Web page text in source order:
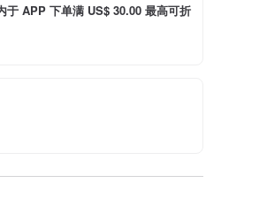
APP 下单满 US$ 30.00 最高可折